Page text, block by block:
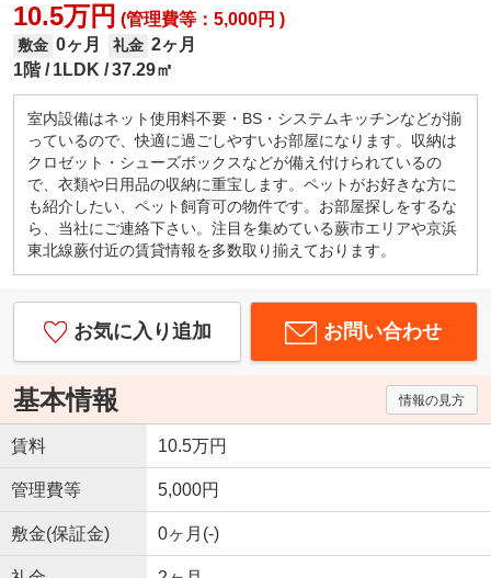
10.5万円 (管理費等：5,000円 )
敷金 0ヶ月 礼金 2ヶ月
1階
1LDK 37.29㎡
室内設備はネット使用料不要・BS・システムキッチンなどが揃
っているので、快適に過ごしやすいお部屋になります。収納は
クロゼット・シューズボックスなどが備え付けられているの
で、衣類や日用品の収納に重宝します。ペットがお好きな方に
も紹介したい、ペット飼育可の物件です。お部屋探しをするな
ら、当社にご連絡下さい。注目を集めている蕨市エリアや京浜
東北線蕨付近の賃貸情報を多数取り揃えております。
お気に入り追加 お問い合わせ
基本情報 情報の見方
賃料 10.5万円
管理費等 5,000円
敷金(保証金) 0ヶ月(-)